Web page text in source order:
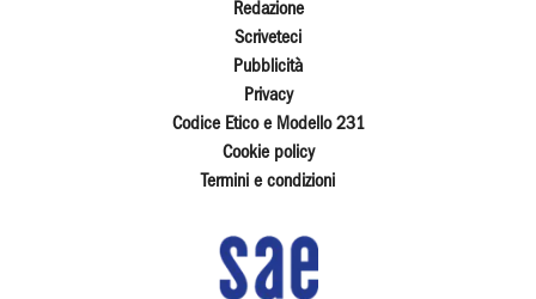
Redazione
Scriveteci
Pubblicità
Privacy
Codice Etico e Modello 231
Cookie policy
Termini e condizioni